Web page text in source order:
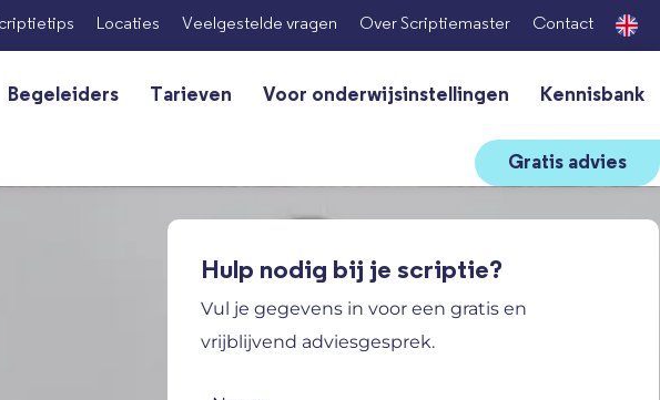
Locaties Veelgestelde vragen Over Scriptiemaster Contact
Begeleiders Tarieven Voor onderwijsinstellingen Kennisbank
Gratis advies
Hulp nodig bij je scriptie?
Vul je gegevens in voor een gratis en
vrijblijvend adviesgesprek.